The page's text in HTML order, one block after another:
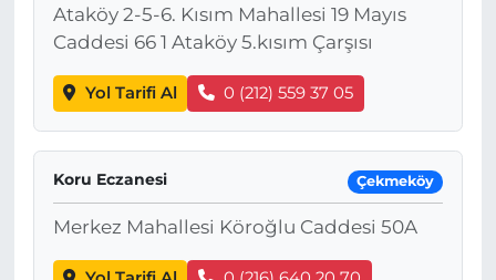
Ataköy 2-5-6. Kısım Mahallesi 19 Mayıs
Caddesi 66 1 Ataköy 5.kısım Çarşısı
Yol Tarifi Al 0 (212) 559 37 05
Koru Eczanesi Çekmeköy
Merkez Mahallesi Köroğlu Caddesi 50A